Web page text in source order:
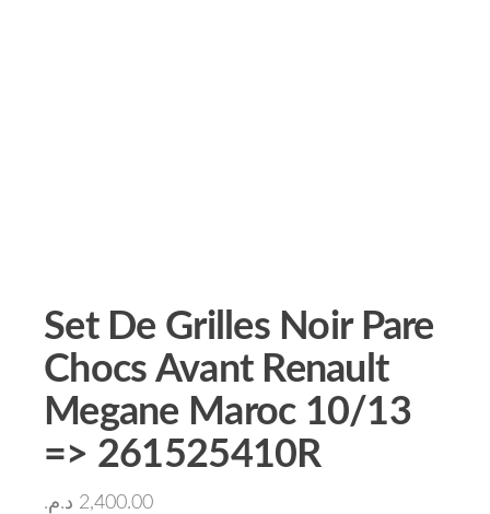
Set De Grilles Noir Pare
Chocs Avant Renault
Megane Maroc 10/13
=> 261525410R
2,400.00 د.م.